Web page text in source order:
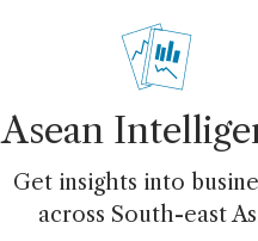
Asean
Get insights into
across South-east